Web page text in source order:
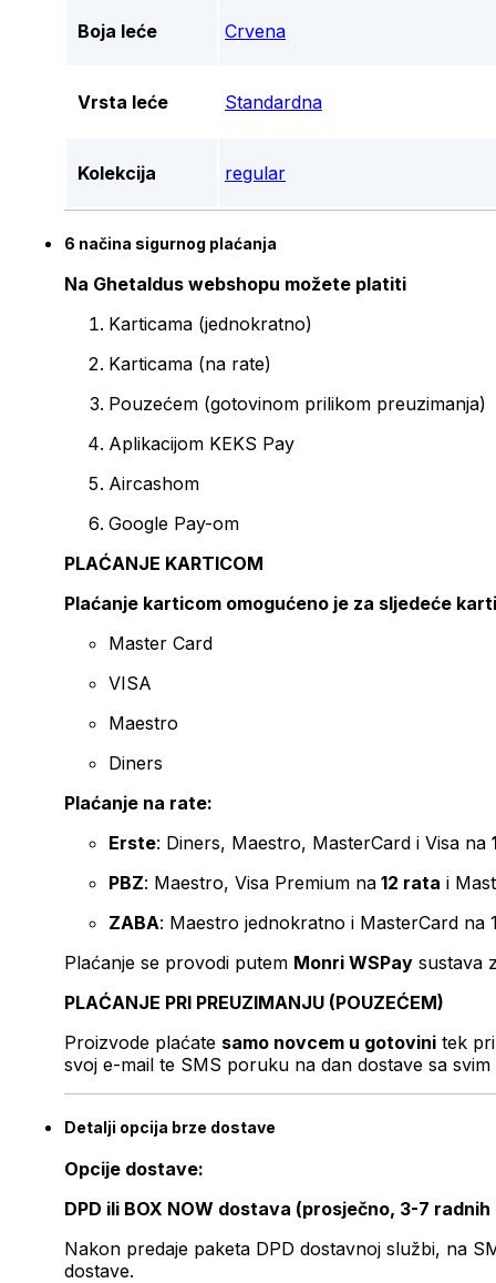
Boja leće Crvena
Vrsta leće Standardna
Kolekcija regular
6 načina sigurnog plaćanja
Na Ghetaldus webshopu možete platiti
Karticama (jednokratno)
Karticama (na rate)
Pouzećem (gotovinom prilikom preuzimanja)
Aplikacijom KEKS Pay
Aircashom
Google Pay-om
PLAĆANJE KARTICOM
Plaćanje karticom omogućeno je za sljedeće
Master Card
VISA
Maestro
Diners
Plaćanje na rate:
Erste: Diners, Maestro, MasterCard i Visa na
PBZ: Maestro, Visa Premium na 12 rata i
ZABA: Maestro jednokratno i MasterCard na
Plaćanje se provodi putem Monri WSPay sustava
PLAĆANJE PRI PREUZIMANJU (POUZEĆEM)
Proizvode plaćate samo novcem u gotovini tek
svoj e-mail te SMS poruku na dan dostave sa svim
Detalji opcija brze dostave
Opcije dostave:
DPD ili BOX NOW dostava (prosječno, 3-7 radnih
Nakon predaje paketa DPD dostavnoj službi, na
dostave.